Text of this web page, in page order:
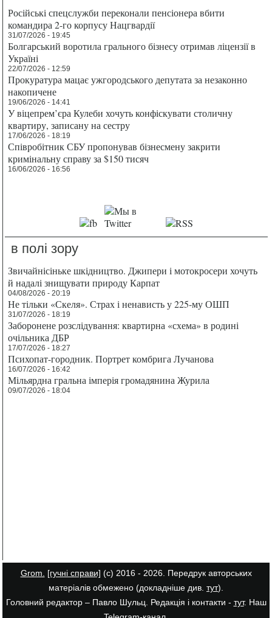
Російські спецслужби переконали пенсіонера вбити
командира 2-го корпусу Нацгвардії
31/07/2026 - 19:45
Болгарський воротила грального бізнесу отримав ліцензії в
Україні
22/07/2026 - 12:59
Прокуратура мацає ужгородського депутата за незаконно
накопичене
19/06/2026 - 14:41
У віцепрем’єра Кулеби хочуть конфіскувати столичну
квартиру, записану на сестру
17/06/2026 - 18:19
Співробітник СБУ пропонував бізнесмену закрити
кримінальну справу за $150 тисяч
16/06/2026 - 16:56
в полі зору
Звичайнісіньке шкідництво. Джипери і мотокросери хочуть
й надалі знищувати природу Карпат
04/08/2026 - 20:19
Не тільки «Скеля». Страх і ненависть у 225-му ОШП
31/07/2026 - 18:19
Заборонене розслідування: квартирна «схема» в родині
очільника ДБР
17/07/2026 - 18:27
Психопат-городник. Портрет комбрига Лучанова
16/07/2026 - 16:42
Мільярдна гральна імперія громадянина Журила
09/07/2026 - 18:04
Grom. [гучні справи] (с) 2016 - 2026. Передрук авторських
матеріалів обмежено (докладніше див. тут).
Головний редактор – Павло Шульц. Редакція і контакти - тут. Наш